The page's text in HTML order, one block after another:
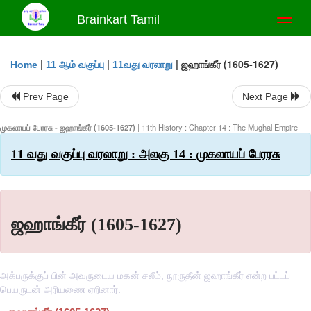
Brainkart Tamil
Home | 11 ஆம் வகுப்பு | 11வது வரலாறு | ஜஹாங்கீர் (1605-1627)
Prev Page Next Page
முகலாயப் பேரரசு - ஜஹாங்கீர் (1605-1627) | 11th History : Chapter 14 : The Mughal Empire
11 வது வகுப்பு வரலாறு : அலகு 14 : முகலாயப் பேரரசு
ஜஹாங்கீர் (1605-1627)
அக்பருக்குப் பின் அவருடைய மகன் சலீம், நூருதீன் ஜஹாங்கீர் என்ற பட்டப்
பெயருடன் அரியணை ஏறினார்.